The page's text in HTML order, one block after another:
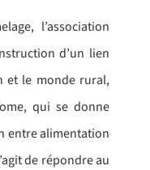
l’association
d’un lien
et le monde rural,
qui se donne
entre alimentation
de répondre au